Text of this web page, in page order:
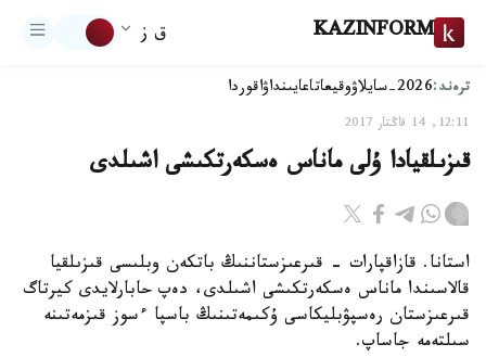
KAZINFORM ق ز
ترەند:2026-سايلاۋ وقيعاتاعايىنداۋاقوردا
12:11, 14 قاڭتار 2017
قىزىلقيادا ۇلى ماناس ەسكەرتكىشى اشىلدى
استانا. قازاقپارات - قىرعىزستاننىڭ باتكەن وبلىسى قىزىلقيا
قالاسىندا ماناس ەسكەرتكىشى اشىلدى، دەپ حابارلايدى كيرتاگ
قىرعىزستان رەسپۋبليكاسى ۇكىمەتىنىڭ باسپا ءسوز قىزمەتىنە
سىلتەمە جاساپ.